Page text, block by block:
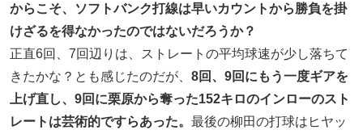
からこそ、ソフトバンク打線は早いカウントから勝負を掛
けざるを得なかったのではないだろうか？
正直6回、7回辺りは、ストレートの平均球速が少し落ちて
きたかな？とも感じたのだが、 8回、9回にもう一度ギアを
上げ直し、9回に栗原から奪った152キロのインローのスト
レートは芸術的ですらあった。 最後の柳田の打球はヒヤッ